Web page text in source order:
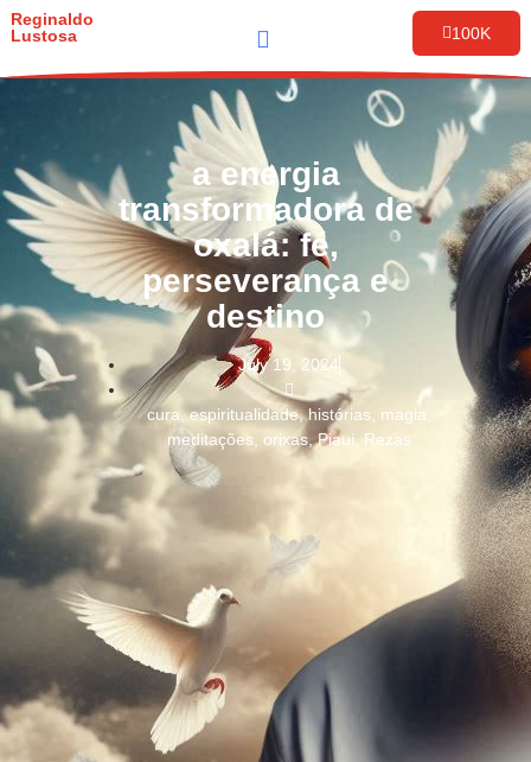
Reginaldo
Lustosa
100K
a energia
transformadora de
oxalá: fé,
perseverança e
destino
July 19, 2024
cura,espiritualidade,histórias magia
meditações orixas ,Piaui Rezas